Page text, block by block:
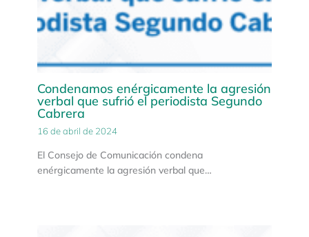
Condenamos enérgicamente la agresión
verbal que sufrió el periodista Segundo
Cabrera
16 de abril de 2024
El Consejo de Comunicación condena
enérgicamente la agresión verbal que…